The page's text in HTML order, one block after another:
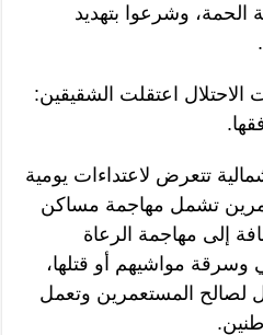
الحمة، وشرعوا بتهديد
اعتقلت الشقيقين:
تتعرض لاعتداءات يومية
تشمل مهاجمة مساكن
إلى مهاجمة الرعاة
مواشيهم أو قتلها،
لصالح المستعمرين وتعمل